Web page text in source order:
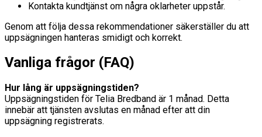
Kontakta kundtjänst om några oklarheter uppstår.
Genom att följa dessa rekommendationer säkerställer du att
uppsägningen hanteras smidigt och korrekt.
Vanliga frågor (FAQ)
Hur lång är uppsägningstiden?
Uppsägningstiden för Telia Bredband är 1 månad. Detta
innebär att tjänsten avslutas en månad efter att din
uppsägning registrerats.